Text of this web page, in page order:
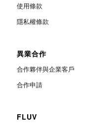
使用條款
隱私權條款
異業合作
合作夥伴與企業客戶
合作申請
FLUV